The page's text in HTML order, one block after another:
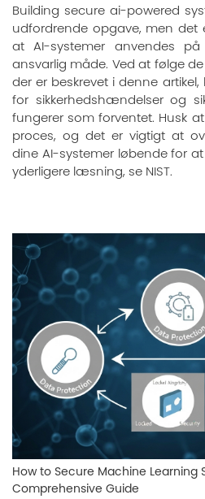
Building secure ai-powered
udfordrende opgave, men det
at AI-systemer anvendes
ansvarlig måde. Ved at følge
der er beskrevet i denne
for sikkerhedshændelser og
fungerer som forventet. Husk
proces, og det er vigtigt at
dine AI-systemer løbende for
yderligere læsning, se NIST.
How to Secure Machine Learning
Comprehensive Guide